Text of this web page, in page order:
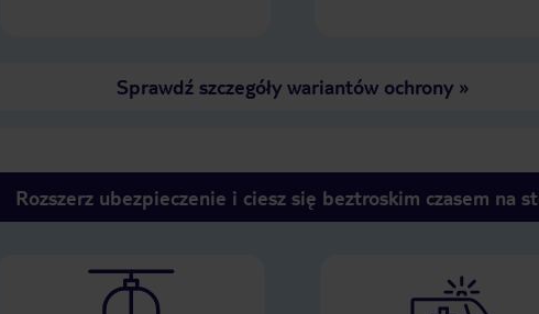
Sprawdź szczegóły wariantów ochrony»
Rozszerz ubezpieczenie i ciesz się beztroskim czasem na